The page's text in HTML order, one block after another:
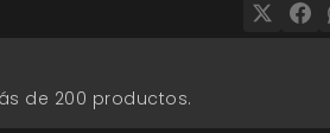
de 200 productos.